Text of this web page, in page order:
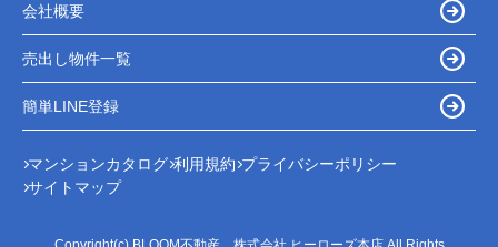
会社概要
売出し物件一覧
簡単LINE登録
マンションカタログ 利用規約 プライバシーポリシー
サイトマップ